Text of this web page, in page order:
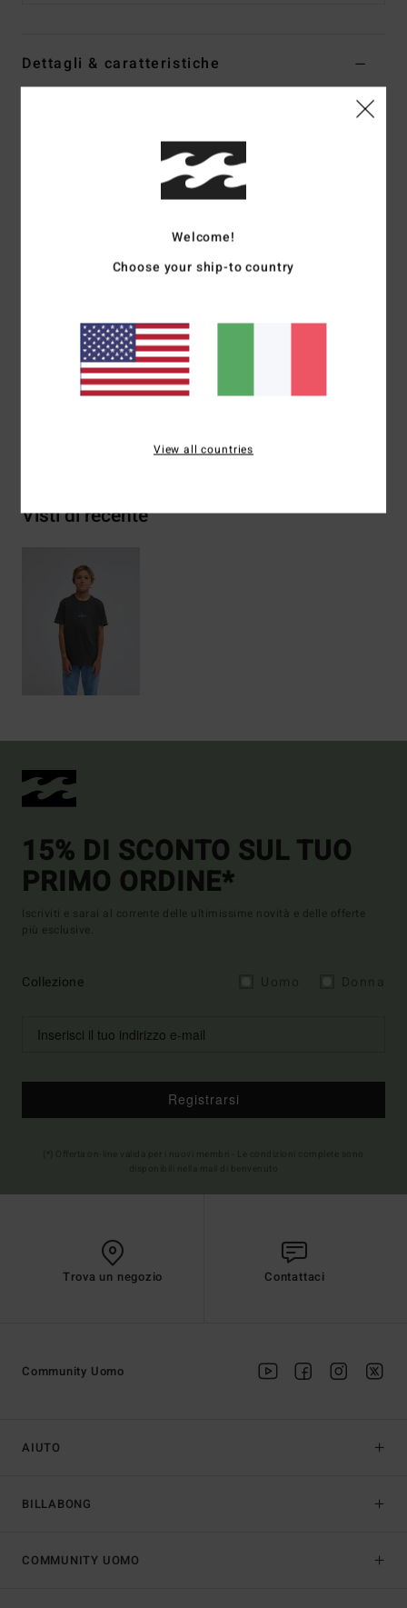
Dettagli & caratteristiche
Codice colore
vestibilità Regular
T-shirt a maniche corte
Composizione[Tessuto principale] 70% cotone, 30%
cotone riciclato
Spedizioni e Resi
Visti di recente
15% DI SCONTO SUL TUO
PRIMO ORDINE*
Iscriviti e sarai al corrente delle ultimissime novità e delle offerte
più esclusive.
Collezione
Registrarsi
Trova un negozio Contattaci
AIUTO
BILLABONG
Community Uomo
COMMUNITY UOMO
Welcome!
Choose your ship-to country
View all countries